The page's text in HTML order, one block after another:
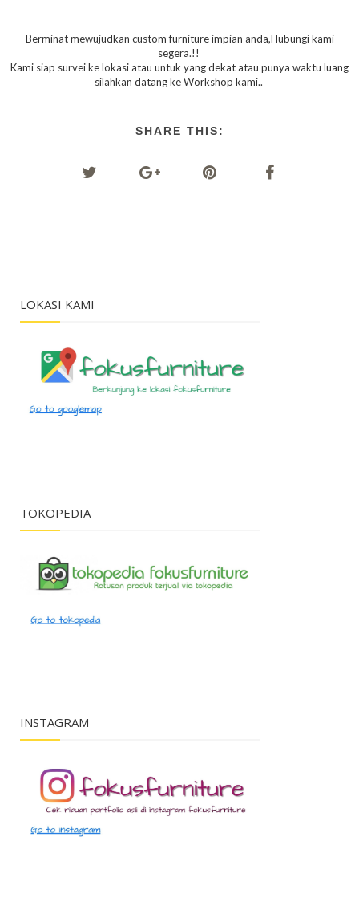
Berminat mewujudkan custom furniture impian anda,Hubungi kami
segera.!!
Kami siap survei ke lokasi atau untuk yang dekat atau punya waktu luang
silahkan datang ke Workshop kami..
SHARE THIS:
LOKASI KAMI
TOKOPEDIA
INSTAGRAM